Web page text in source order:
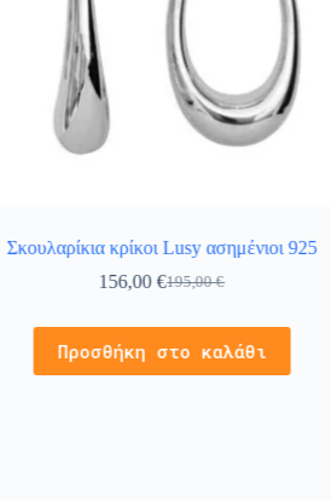
Σκουλαρίκια κρίκοι Lusy ασημένιοι 925
195,00€
156,00€
Προσθήκη στο καλάθι